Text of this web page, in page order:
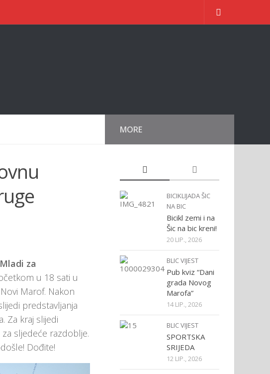
Mladi za
u 18 sati u
Marof. Nakon
predstavljanja
Za kraj slijedi
sljedeće razdoblje.
Dođite!
MORE
BICIKLIJADA ŠIC
NA BIC
Bicikl zemi i na
Šic na bic kreni!
20 LIP., 2026
BLIC VIJEST
Pub kviz “Dani
grada Novog
Marofa”
14 LIP., 2026
BLIC VIJEST
SPORTSKA
SRIJEDA
12 LIP., 2026